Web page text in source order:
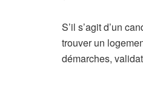
S’il s’agit d’un
trouver un
démarches,